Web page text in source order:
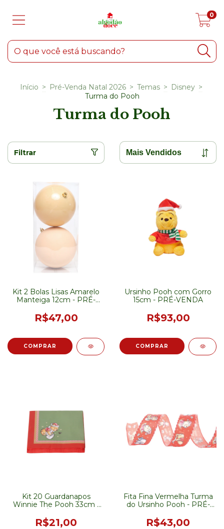
0
Início > Pré-Venda Natal 2026 > Temas > Disney >
Turma do Pooh
Turma do Pooh
Filtrar
Kit 2 Bolas Lisas Amarelo
Manteiga 12cm - PRÉ-
R$47,00
Ursinho Pooh com Gorro
15cm - PRÉ-VENDA
R$93,00
Kit 20 Guardanapos
Winnie The Pooh 33cm -
R$21,00
Fita Fina Vermelha Turma
do Ursinho Pooh - PRÉ-
R$43,00